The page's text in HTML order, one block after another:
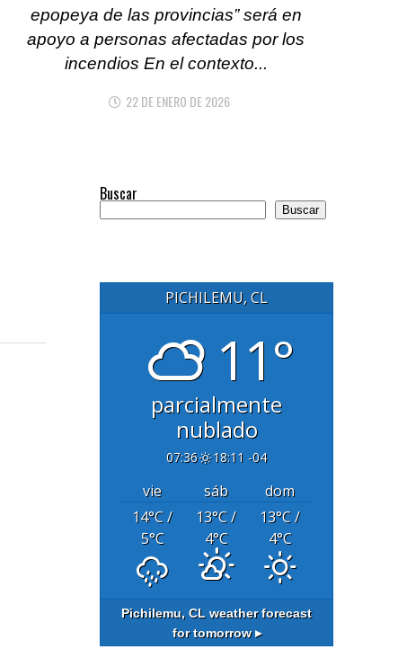
epopeya de las provincias” será en
apoyo a personas afectadas por los
incendios En el contexto...
22 DE ENERO DE 2026
Buscar
Buscar
PICHILEMU, CL
11°
parcialmente
nublado
07:36 18:11 -04
vie sáb
dom
14°C/
5°C
13°C/
4°C
13°C/
4°C
Pichilemu, CL weather forecast
for tomorrow ▸